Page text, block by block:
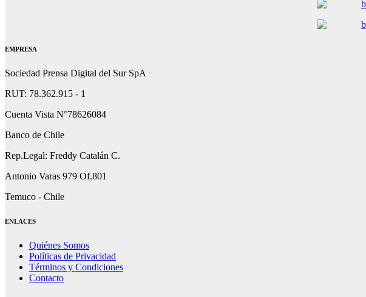
EMPRESA
Sociedad Prensa Digital del Sur SpA
RUT: 78.362.915 - 1
Cuenta Vista N°78626084
Banco de Chile
Rep.Legal: Freddy Catalán C.
Antonio Varas 979 Of.801
Temuco - Chile
ENLACES
Quiénes Somos
Políticas de Privacidad
Términos y Condiciones
Contacto